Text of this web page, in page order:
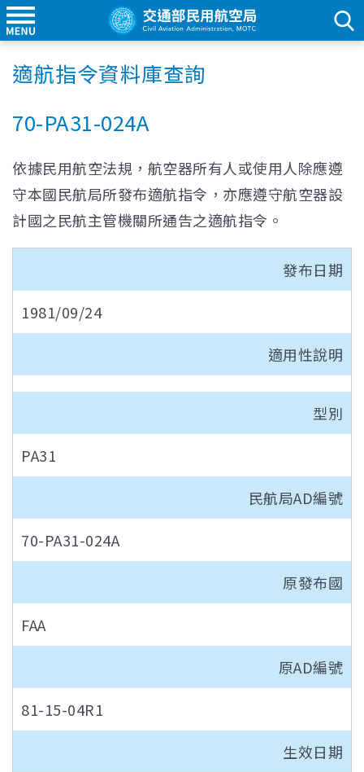
適航指令資料庫查詢
70-PA31-024A
依據民用航空法規，航空器所有人或使用人除應遵
守本國民航局所發布適航指令，亦應遵守航空器設
計國之民航主管機關所通告之適航指令。
發布日期
1981/09/24
適用性說明
型別
PA31
民航局AD編號
70-PA31-024A
原發布國
FAA
原AD編號
81-15-04R1
生效日期